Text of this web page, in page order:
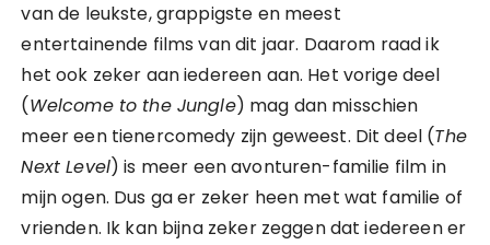
van de leukste, grappigste en meest
entertainende films van dit jaar. Daarom raad ik
het ook zeker aan iedereen aan. Het vorige deel
(Welcome to the Jungle) mag dan misschien
meer een tienercomedy zijn geweest. Dit deel (The
Next Level) is meer een avonturen-familie film in
mijn ogen. Dus ga er zeker heen met wat familie of
vrienden. Ik kan bijna zeker zeggen dat iedereen er